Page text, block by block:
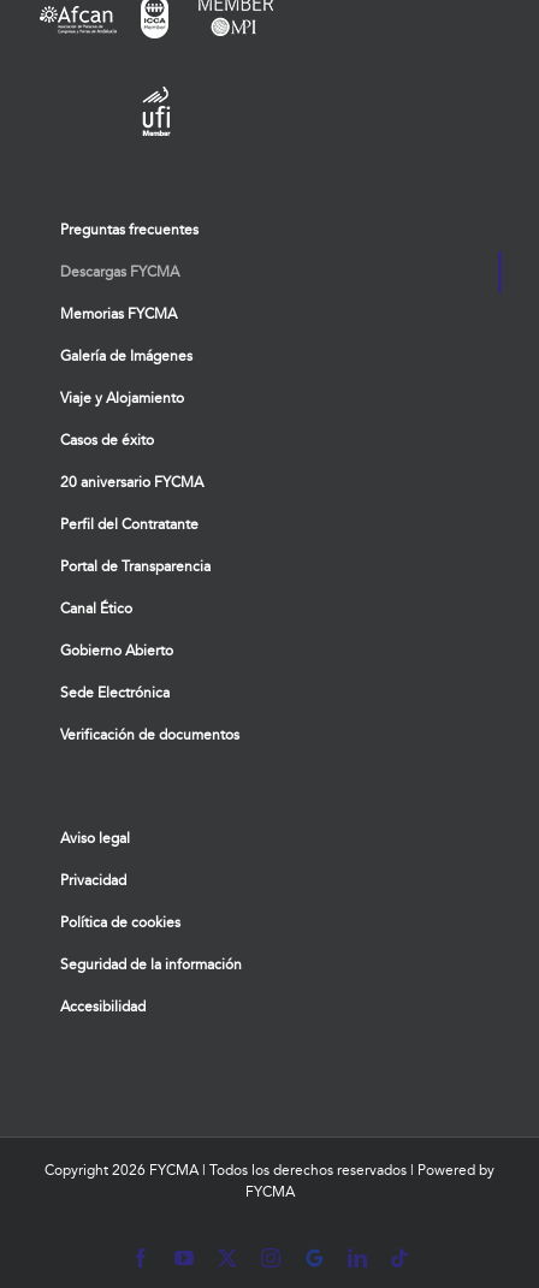
Preguntas frecuentes
Descargas FYCMA
Memorias FYCMA
Galería de Imágenes
Viaje y Alojamiento
Casos de éxito
20 aniversario FYCMA
Perfil del Contratante
Portal de Transparencia
Canal Ético
Gobierno Abierto
Sede Electrónica
Verificación de documentos
Aviso legal
Privacidad
Política de cookies
Seguridad de la información
Accesibilidad
Copyright 2026 FYCMA | Todos los derechos reservados | Powered by
FYCMA
FacebookYouTube
X Instagram
MyBusinessLinkedInTiktok